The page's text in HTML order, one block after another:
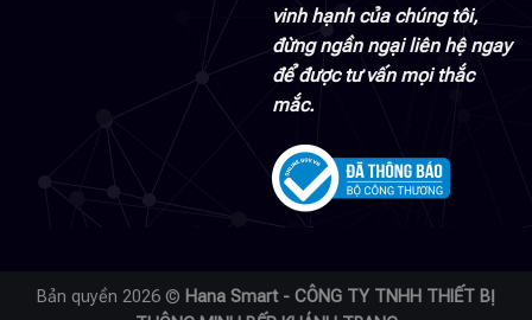
vinh hạnh của chúng tôi,
đừng ngần ngại liên hệ ngay
để được tư vấn mọi thắc
mắc.
Bản quyền 2026 © Hana Smart - CÔNG TY TNHH THIẾT BỊ